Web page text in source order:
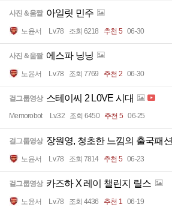
사진＆움짤 아일릿 민주
노윤서 Lv.78 조회 6218 추천 5 06-30
사진＆움짤 에스파 닝닝
노윤서 Lv.78 조회 7769 추천 2 06-30
걸그룹영상 스테이씨 2 L0VE 시대
Memorobot Lv.32 조회 6450 추천 5 06-25
걸그룹영상 장원영, 청초한 느낌의 출국패션
노윤서 Lv.78 조회 7814 추천 5 06-23
걸그룹영상 카즈하 X 레이 챌린지 릴스
노윤서 Lv.78 조회 4436 추천 1 06-19